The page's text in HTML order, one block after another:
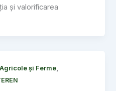
și valorificarea
și Ferme,